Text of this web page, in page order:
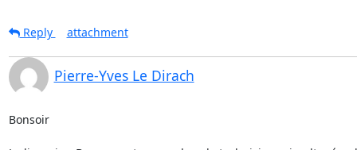
Reply attachment
Pierre-Yves Le Dirach
Bonsoir